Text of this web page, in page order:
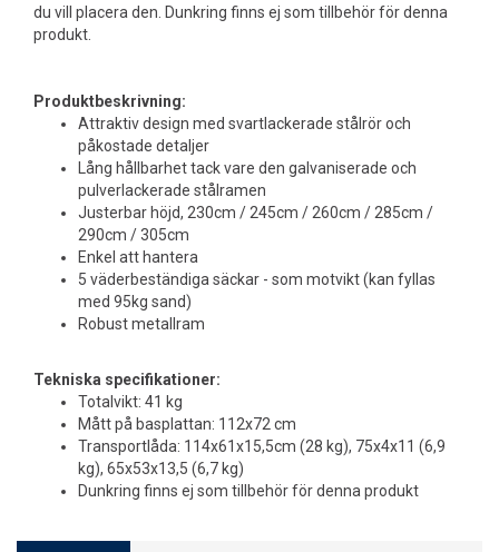
du vill placera den. Dunkring finns ej som tillbehör för denna
produkt.
Produktbeskrivning:
Attraktiv design med svartlackerade stålrör och
påkostade detaljer
Lång hållbarhet tack vare den galvaniserade och
pulverlackerade stålramen
Justerbar höjd, 230cm / 245cm / 260cm / 285cm /
290cm / 305cm
Enkel att hantera
5 väderbeständiga säckar - som motvikt (kan fyllas
med 95kg sand)
Robust metallram
Tekniska specifikationer:
Totalvikt: 41 kg
Mått på basplattan: 112x72 cm
Transportlåda: 114x61x15,5cm (28 kg), 75x4x11 (6,9
kg), 65x53x13,5 (6,7 kg)
Dunkring finns ej som tillbehör för denna produkt